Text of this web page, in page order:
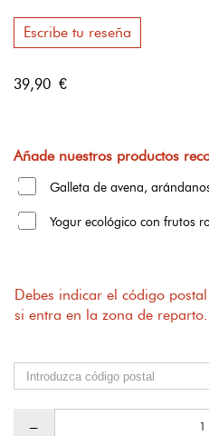
Escribe tu reseña
39,90 €
Añade nuestros productos
Galleta de avena,
Yogur ecológico con frutos
Debes indicar el código
si entra en la zona de reparto.
–